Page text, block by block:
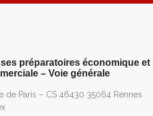
préparatoires économique et
– Voie générale
de Paris – CS 46430 35064 Rennes